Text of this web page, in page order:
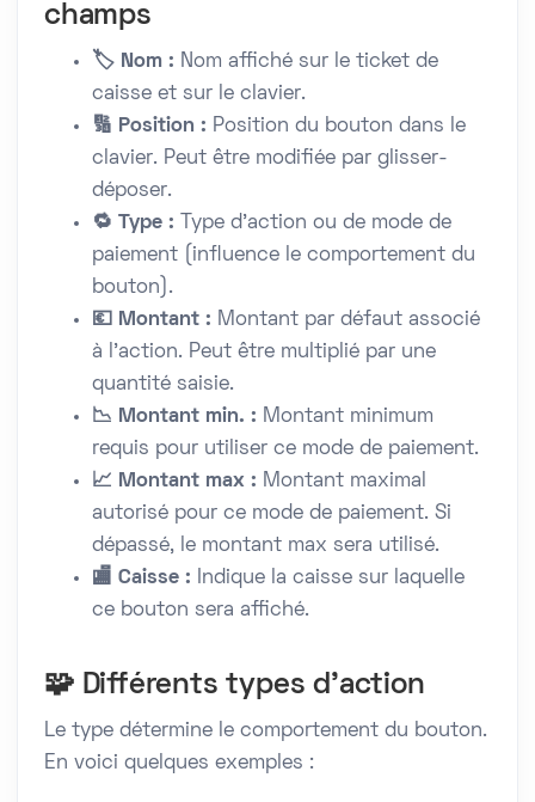
champs
🏷️ Nom : Nom affiché sur le ticket de
caisse et sur le clavier.
🔢 Position : Position du bouton dans le
clavier. Peut être modifiée par glisser-
déposer.
🔁 Type : Type d'action ou de mode de
paiement (influence le comportement du
bouton).
💶 Montant : Montant par défaut associé
à l’action. Peut être multiplié par une
quantité saisie.
📉 Montant min. : Montant minimum
requis pour utiliser ce mode de paiement.
📈 Montant max : Montant maximal
autorisé pour ce mode de paiement. Si
dépassé, le montant max sera utilisé.
🏬 Caisse : Indique la caisse sur laquelle
ce bouton sera affiché.
🧩 Différents types d’action
Le type détermine le comportement du bouton.
En voici quelques exemples :